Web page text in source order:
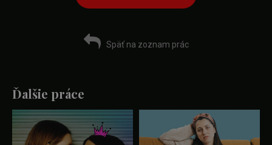
Späť na zoznam prác
Ďalšie práce